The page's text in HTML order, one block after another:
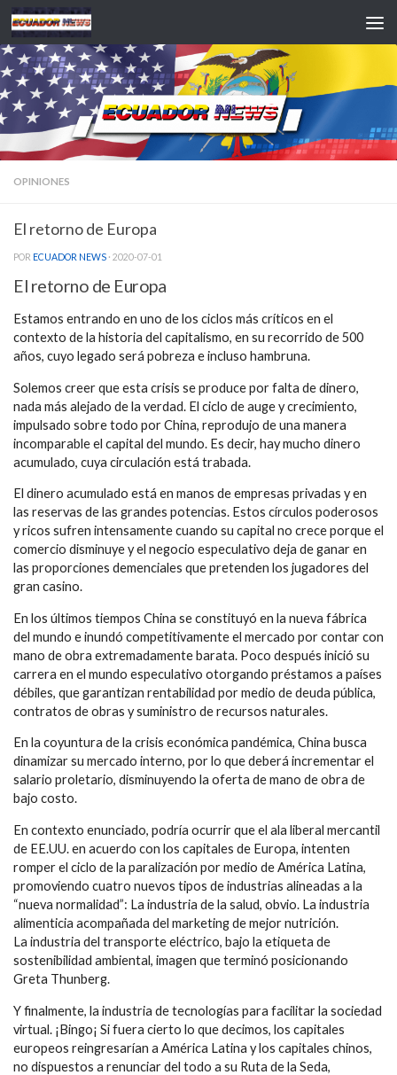
Saltar al contenido
OPINIONES
El retorno de Europa
POR ECUADOR NEWS · 2020-07-01
El retorno de Europa
Estamos entrando en uno de los ciclos más críticos en el
contexto de la historia del capitalismo, en su recorrido de 500
años, cuyo legado será pobreza e incluso hambruna.
Solemos creer que esta crisis se produce por falta de dinero,
nada más alejado de la verdad. El ciclo de auge y crecimiento,
impulsado sobre todo por China, reprodujo de una manera
incomparable el capital del mundo. Es decir, hay mucho dinero
acumulado, cuya circulación está trabada.
El dinero acumulado está en manos de empresas privadas y en
las reservas de las grandes potencias. Estos círculos poderosos
y ricos sufren intensamente cuando su capital no crece porque el
comercio disminuye y el negocio especulativo deja de ganar en
las proporciones demenciales que pretenden los jugadores del
gran casino.
En los últimos tiempos China se constituyó en la nueva fábrica
del mundo e inundó competitivamente el mercado por contar con
mano de obra extremadamente barata. Poco después inició su
carrera en el mundo especulativo otorgando préstamos a países
débiles, que garantizan rentabilidad por medio de deuda pública,
contratos de obras y suministro de recursos naturales.
En la coyuntura de la crisis económica pandémica, China busca
dinamizar su mercado interno, por lo que deberá incrementar el
salario proletario, disminuyendo la oferta de mano de obra de
bajo costo.
En contexto enunciado, podría ocurrir que el ala liberal mercantil
de EE.UU. en acuerdo con los capitales de Europa, intenten
romper el ciclo de la paralización por medio de América Latina,
promoviendo cuatro nuevos tipos de industrias alineadas a la
“nueva normalidad”: La industria de la salud, obvio. La industria
alimenticia acompañada del marketing de mejor nutrición.
La industria del transporte eléctrico, bajo la etiqueta de
sostenibilidad ambiental, imagen que terminó posicionando
Greta Thunberg.
Y finalmente, la industria de tecnologías para facilitar la sociedad
virtual. ¡Bingo¡ Si fuera cierto lo que decimos, los capitales
europeos reingresarían a América Latina y los capitales chinos,
no dispuestos a renunciar del todo a su Ruta de la Seda,